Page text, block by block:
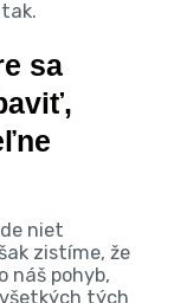
sa
niet
zistíme, že
náš pohyb,
tých